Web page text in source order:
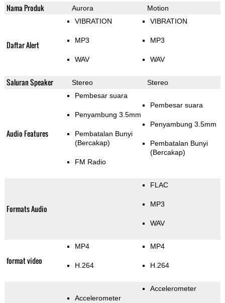
Nama Produk Aurora Motion
Daftar Alert
VIBRATION
MP3
WAV
VIBRATION
MP3
WAV
Saluran Speaker Stereo Stereo
Audio Features
Pembesar suara
Penyambung 3.5mm
Pembatalan Bunyi
(Bercakap)
FM Radio
Pembesar suara
Penyambung 3.5mm
Pembatalan Bunyi
(Bercakap)
Formats Audio
FLAC
MP3
WAV
format video
MP4
H.264
MP4
H.264
Accelerometer
Accelerometer